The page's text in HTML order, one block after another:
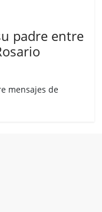
padre entre
mensajes de